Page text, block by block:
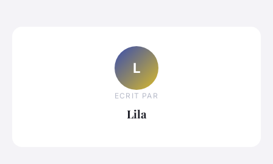
L
ECRIT PAR
Lila